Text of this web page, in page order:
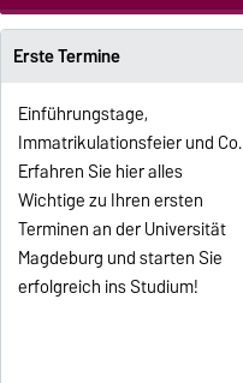
Erste Termine
Einführungstage,
Immatrikulationsfeier und Co.
Erfahren Sie hier alles
Wichtige zu Ihren ersten
Terminen an der Universität
Magdeburg und starten Sie
erfolgreich ins Studium!